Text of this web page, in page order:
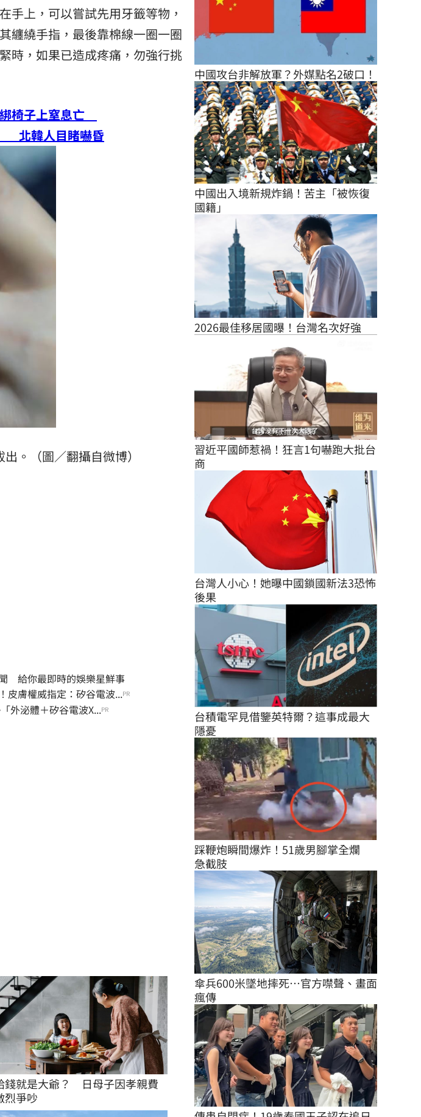
手上，可以嘗試先用牙籤等物，
纏繞手指，最後靠棉線一圈一圈
時，如果已造成疼痛，勿強行挑
椅子上窒息亡
北韓人目睹嚇昏
。（圖／翻攝自微博）
給你最即時的娛樂星鮮事
皮膚權威指定：矽谷電波...PR
外泌體＋矽谷電波X...PR
錢就是大爺？　日母子因孝親費
烈爭吵
中國攻台非解放軍？外媒點名2破口！
中國出入境新規炸鍋！苦主「被恢復
國籍」
2026最佳移居國曝！台灣名次好強
習近平國師惹禍！狂言1句嚇跑大批台
商
台灣人小心！她曝中國鎖國新法3恐怖
後果
台積電罕見借鑒英特爾？這事成最大
隱憂
踩鞭炮瞬間爆炸！51歲男腳掌全爛
急截肢
傘兵600米墜地摔死…官方噤聲、畫面
瘋傳